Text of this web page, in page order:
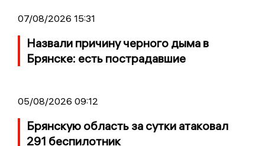
07/08/2026 15:31
Назвали причину черного дыма в
Брянске: есть пострадавшие
05/08/2026 09:12
Брянскую область за сутки атаковал
291 беспилотник